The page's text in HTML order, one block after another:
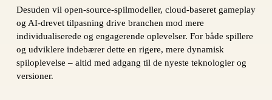
Desuden vil open-source-spilmodeller, cloud-baseret gameplay
og AI-drevet tilpasning drive branchen mod mere
individualiserede og engagerende oplevelser. For både spillere
og udviklere indebærer dette en rigere, mere dynamisk
spiloplevelse – altid med adgang til de nyeste teknologier og
versioner.